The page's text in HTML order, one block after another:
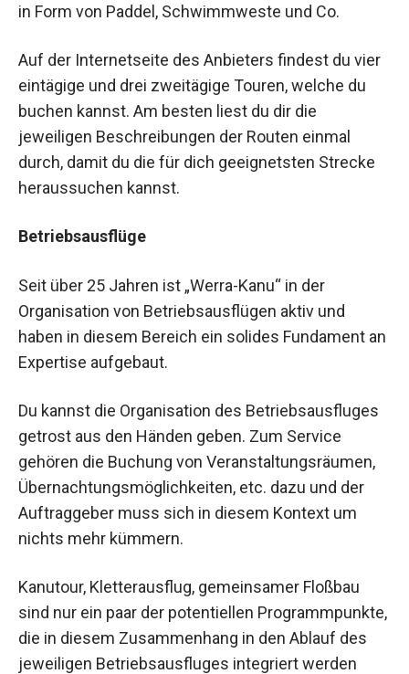
in Form von Paddel, Schwimmweste und Co.
Auf der Internetseite des Anbieters findest du vier
eintägige und drei zweitägige Touren, welche du
buchen kannst. Am besten liest du dir die
jeweiligen Beschreibungen der Routen einmal
durch, damit du die für dich geeignetsten Strecke
heraussuchen kannst.
Betriebsausflüge
Seit über 25 Jahren ist „Werra-Kanu“ in der
Organisation von Betriebsausflügen aktiv und
haben in diesem Bereich ein solides Fundament an
Expertise aufgebaut.
Du kannst die Organisation des Betriebsausfluges
getrost aus den Händen geben. Zum Service
gehören die Buchung von Veranstaltungsräumen,
Übernachtungsmöglichkeiten, etc. dazu und der
Auftraggeber muss sich in diesem Kontext um
nichts mehr kümmern.
Kanutour, Kletterausflug, gemeinsamer Floßbau
sind nur ein paar der potentiellen Programmpunkte,
die in diesem Zusammenhang in den Ablauf des
jeweiligen Betriebsausfluges integriert werden